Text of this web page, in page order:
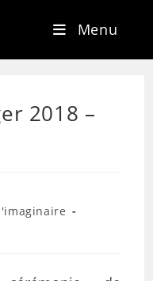
Menu
2018 –